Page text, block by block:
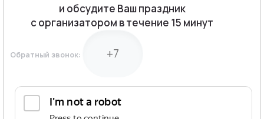
и обсудите Ваш праздник
с организатором в течение 15 минут
Обратный звонок: